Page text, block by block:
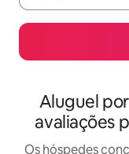
Aluguel
avaliações
Os hóspedes